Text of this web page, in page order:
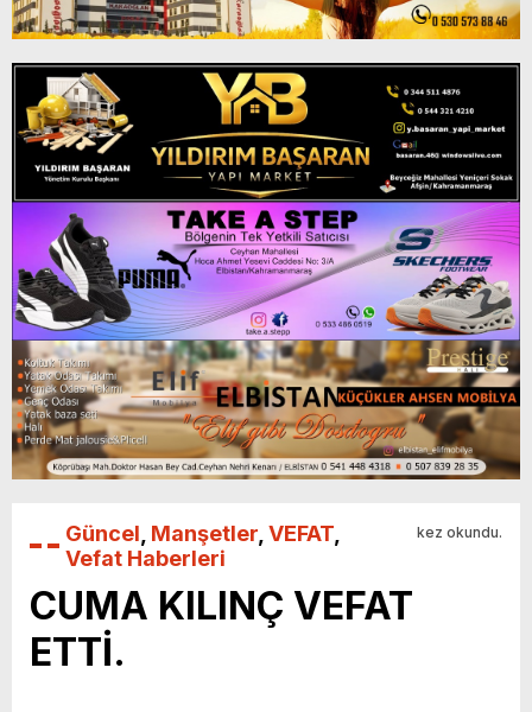
Güncel Manşetler VEFAT
Vefat Haberleri
kez okundu.
CUMA KILINÇ VEFAT
ETTİ.